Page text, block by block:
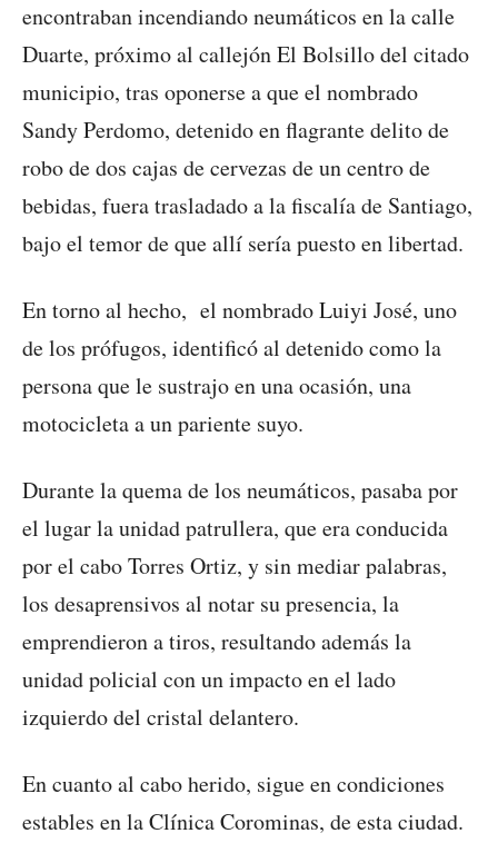
encontraban incendiando neumáticos en la calle
Duarte, próximo al callejón El Bolsillo del citado
municipio, tras oponerse a que el nombrado
Sandy Perdomo, detenido en flagrante delito de
robo de dos cajas de cervezas de un centro de
bebidas, fuera trasladado a la fiscalía de Santiago,
bajo el temor de que allí sería puesto en libertad.
En torno al hecho, el nombrado Luiyi José, uno
de los prófugos, identificó al detenido como la
persona que le sustrajo en una ocasión, una
motocicleta a un pariente suyo.
Durante la quema de los neumáticos, pasaba por
el lugar la unidad patrullera, que era conducida
por el cabo Torres Ortiz, y sin mediar palabras,
los desaprensivos al notar su presencia, la
emprendieron a tiros, resultando además la
unidad policial con un impacto en el lado
izquierdo del cristal delantero.
En cuanto al cabo herido, sigue en condiciones
estables en la Clínica Corominas, de esta ciudad.